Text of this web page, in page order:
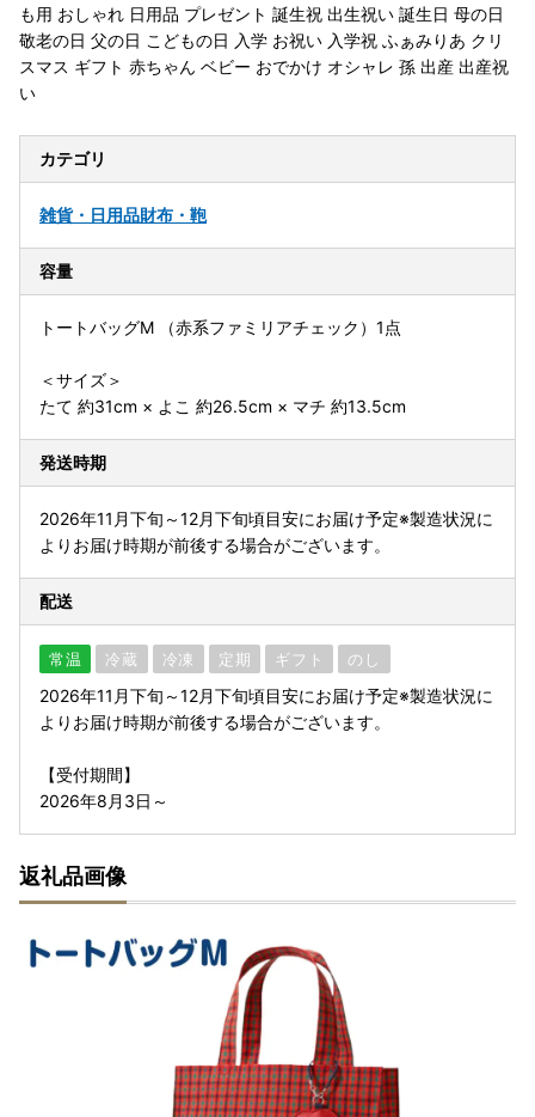
も用 おしゃれ 日用品 プレゼント 誕生祝 出生祝い 誕生日 母の日
敬老の日 父の日 こどもの日 入学 お祝い 入学祝 ふぁみりあ クリ
スマス ギフト 赤ちゃん ベビー おでかけ オシャレ 孫 出産 出産祝
い
カテゴリ
雑貨・日用品財布・鞄
容量
トートバッグM （赤系ファミリアチェック）1点
＜サイズ＞
たて 約31cm × よこ 約26.5cm × マチ 約13.5cm
発送時期
2026年11月下旬～12月下旬頃目安にお届け予定※製造状況に
よりお届け時期が前後する場合がございます。
配送
常温 冷蔵 冷凍 定期 ギフト のし
2026年11月下旬～12月下旬頃目安にお届け予定※製造状況に
よりお届け時期が前後する場合がございます。
【受付期間】
2026年8月3日～
返礼品画像